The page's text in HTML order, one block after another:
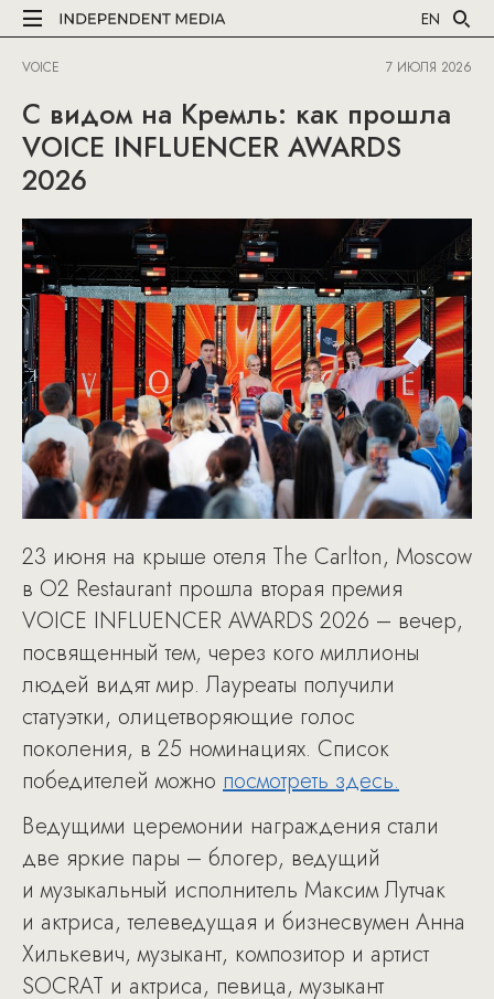
EN
VOICE 7 ИЮЛЯ 2026
С видом на Кремль: как прошла
VOICE INFLUENCER AWARDS
2026
23 июня на крыше отеля The Carlton, Moscow
в О2 Restaurant прошла вторая премия
VOICE INFLUENCER AWARDS 2026 – вечер,
посвященный тем, через кого миллионы
людей видят мир. Лауреаты получили
статуэтки, олицетворяющие голос
поколения, в 25 номинациях. Список
победителей можно посмотреть здесь.
Ведущими церемонии награждения стали
две яркие пары – блогер, ведущий
и музыкальный исполнитель Максим Лутчак
и актриса, телеведущая и бизнесвумен Анна
Хилькевич, музыкант, композитор и артист
SOCRAT и актриса, певица, музыкант